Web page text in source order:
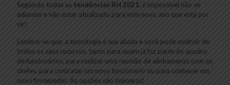
Seguindo todas as tendências RH 2021, é impossível não se
adiantar e não estar atualizado para este novo ano que está por
vir!
Lembre-se que: a tecnologia é sua aliada e você pode usufruir de
todos os seus recursos, tanto para quem já faz parte do quadro
de funcionários, para realizar uma reunião de alinhamento com os
chefes, para contratar um novo funcionário ou para conhecer um
novo fornecedor. As opções são inúmeras!